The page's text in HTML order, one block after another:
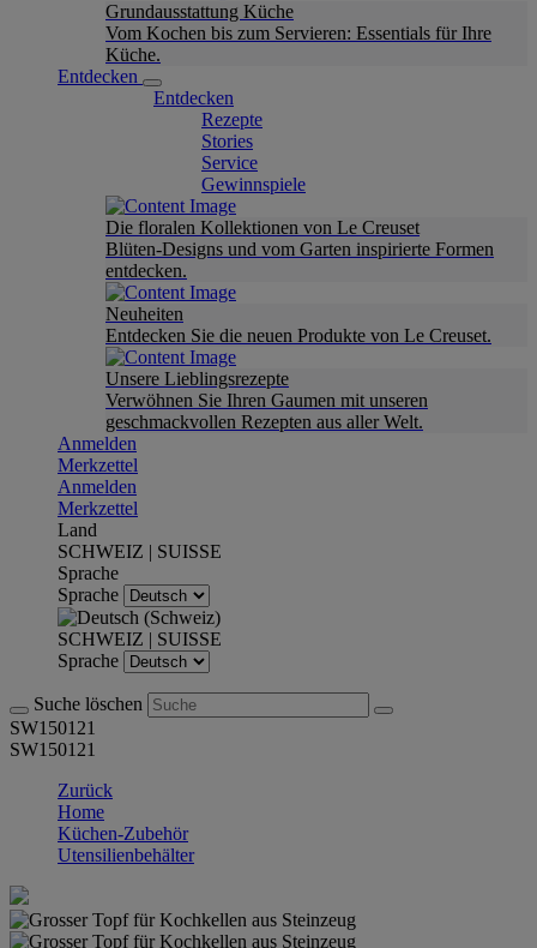
Grundausstattung Küche
Vom Kochen bis zum Servieren: Essentials für Ihre
Küche.
Entdecken
Entdecken
Rezepte
Stories
Service
Gewinnspiele
Die floralen Kollektionen von Le Creuset
Blüten-Designs und vom Garten inspirierte Formen
entdecken.
Neuheiten
Entdecken Sie die neuen Produkte von Le Creuset.
Unsere Lieblingsrezepte
Verwöhnen Sie Ihren Gaumen mit unseren
geschmackvollen Rezepten aus aller Welt.
Anmelden
Merkzettel
Anmelden
Merkzettel
Land
SCHWEIZ | SUISSE
Sprache
Sprache
SCHWEIZ | SUISSE
Sprache
Suche löschen
SW150121
SW150121
Zurück
Home
Küchen-Zubehör
Utensilienbehälter